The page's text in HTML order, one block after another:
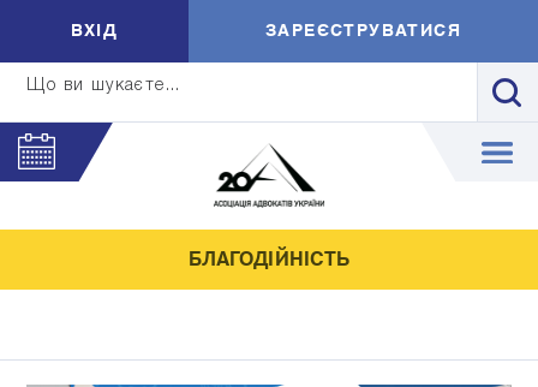
Що ви шукаєте...
ВXIД ЗАРЕЄСТРУВАТИСЯ
БЛАГОДІЙНІСТЬ